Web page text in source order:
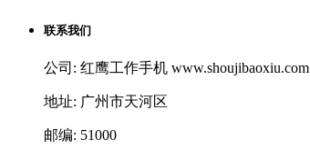
联系我们
公司: 红鹰工作手机 www.shoujibaoxiu.com
地址: 广州市天河区
邮编: 51000